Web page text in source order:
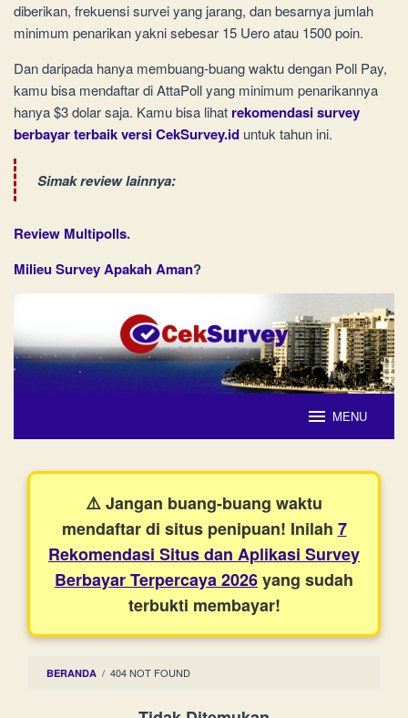
diberikan, frekuensi survei yang jarang, dan besarnya jumlah
minimum penarikan yakni sebesar 15 Uero atau 1500 poin.
Dan daripada hanya membuang-buang waktu dengan Poll Pay,
kamu bisa mendaftar di AttaPoll yang minimum penarikannya
hanya $3 dolar saja. Kamu bisa lihat rekomendasi survey
berbayar terbaik versi CekSurvey.id untuk tahun ini.
Simak review lainnya:
Review Multipolls.
Milieu Survey Apakah Aman?